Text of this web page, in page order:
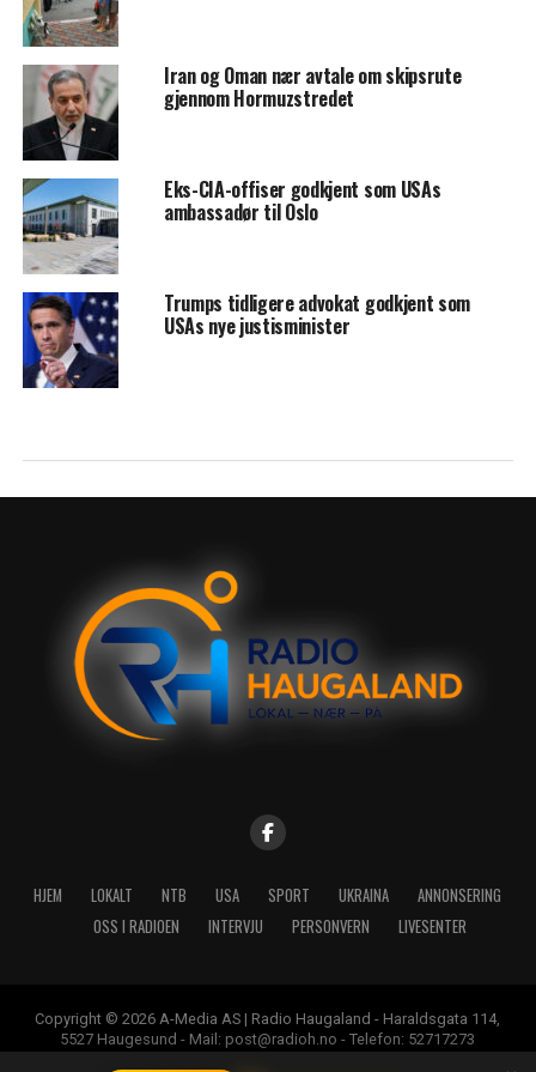
Iran og Oman nær avtale om skipsrute
gjennom Hormuzstredet
Eks-CIA-offiser godkjent som USAs
ambassadør til Oslo
Trumps tidligere advokat godkjent som
USAs nye justisminister
HJEM LOKALT NTB USA SPORT UKRAINA
ANNONSERING
OSS I RADIOEN
INTERVJU PERSONVERN LIVESENTER
Copyright © 2026 A-Media AS | Radio Haugaland - Haraldsgata 114,
5527 Haugesund - Mail: post@radioh.no - Telefon: 52717273